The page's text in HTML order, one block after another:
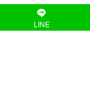
LINE